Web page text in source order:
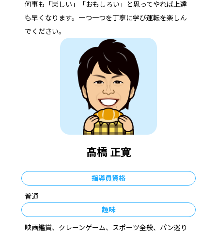
何事も「楽しい」「おもしろい」と思ってやれば上達
も早くなります。一つ一つを丁寧に学び運転を楽しん
でください。
髙橋 正寛
指導員資格
普通
趣味
映画鑑賞、クレーンゲーム、スポーツ全般、パン巡り